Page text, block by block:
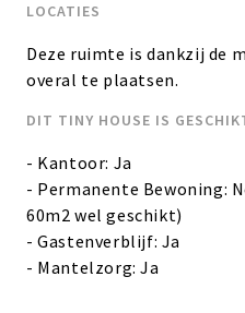
LOCATIES
Deze ruimte is dankzij de
overal te plaatsen.
DIT TINY HOUSE IS
- Kantoor: Ja
- Permanente Bewoning:
60m2 wel geschikt)
- Gastenverblijf: Ja
- Mantelzorg: Ja